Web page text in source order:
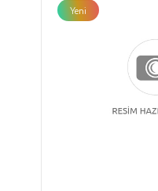
Yeni